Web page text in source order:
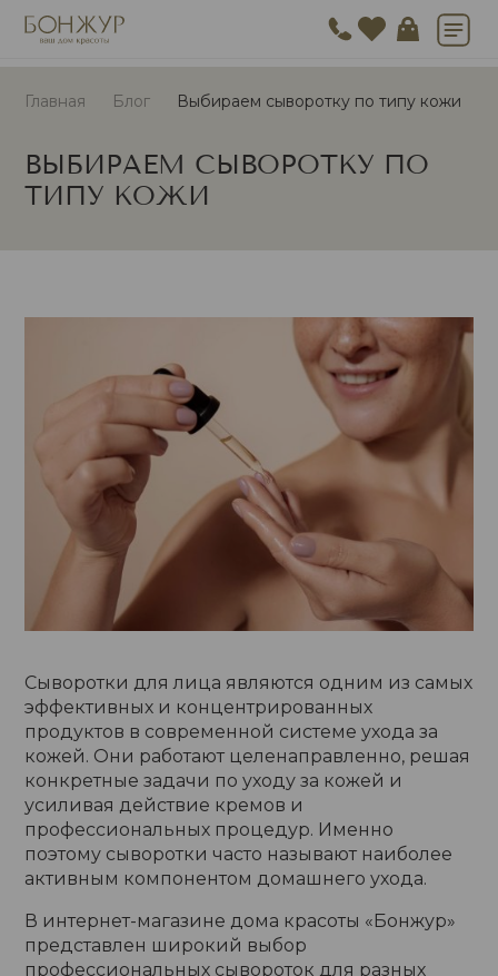
Главная Блог Выбираем сыворотку по типу кожи
ВЫБИРАЕМ СЫВОРОТКУ ПО
ТИПУ КОЖИ
Сыворотки для лица являются одним из самых
эффективных и концентрированных
продуктов в современной системе ухода за
кожей. Они работают целенаправленно, решая
конкретные задачи по уходу за кожей и
усиливая действие кремов и
профессиональных процедур. Именно
поэтому сыворотки часто называют наиболее
активным компонентом домашнего ухода.
В интернет-магазине дома красоты «Бонжур»
представлен широкий выбор
профессиональных сывороток для разных